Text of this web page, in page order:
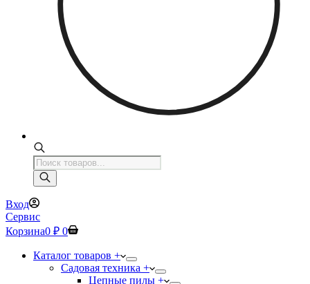
Поиск
товаров
Вход
Сервис
Корзина0 ₽ 0
Каталог товаров +
Садовая техника +
Цепные пилы +